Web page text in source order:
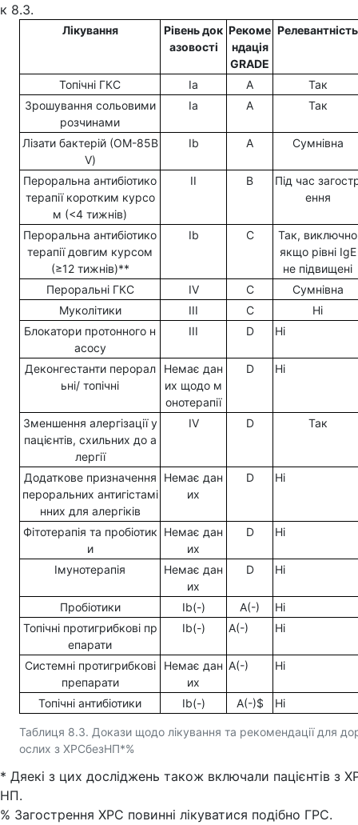
к 8.3.
Таблиця 8.3. Докази щодо лікування та рекомендації для
ослих з ХРСбезНП*%
Лікування
Рівень док
азовості
Рекоме
ндація
GRADE
Релевантність
Топічні ГКС Ia A
Так
Зрошування сольовими
розчинами
Ia A Так
Лізати бактерій (ОМ-85B
V)
Ib A Сумнівна
Пероральна антибіотико
терапії коротким курсо
м (<4 тижнів)
II B
Під час
ення
Пероральна антибіотико
терапії довгим курсом
(≥12 тижнів)**
Ib C
Так, виключно
якщо рівні IgE
не підвищені
Пероральні ГКС
IV C
Сумнівна
Муколітики
III C
Ні
Блокатори протонного н
асосу
III D Ні
Деконгестанти перорал
ьні/ топічні
Немає дан
их щодо м
онотерапії
D Ні
Зменшення алергізації у
пацієнтів, схильних до а
лергії
IV D Так
Додаткове призначення
пероральних антигістамі
нних для алергіків
Немає дан
их
D Ні
Фітотерапія та пробіотик
и
Немає дан
их
D Ні
Імунотерапія
Немає дан
их
D Ні
Пробіотики Ib(-) A(-)
Ні
Топічні протигрибкові пр
епарати
Ib(-) A(-) Ні
Системні протигрибкові
препарати
Немає дан
их
A(-) Ні
Топічні антибіотики Ib(-) A(-)$ Ні
* Дяекі з цих досліджень також включали пацієнтів з
НП.
% Загострення ХРС повинні лікуватися подібно ГРС.